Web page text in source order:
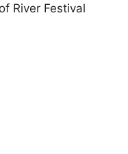
River Festival